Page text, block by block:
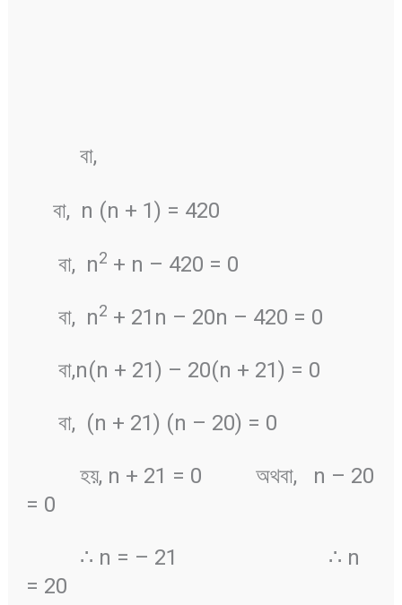
বা,
বা, n (n + 1) = 420
বা, n2 + n – 420 = 0
বা, n2 + 21n – 20n – 420 = 0
বা,n(n + 21) – 20(n + 21) = 0
বা, (n + 21) (n – 20) = 0
হয়, n + 21 = 0 অথবা, n – 20
= 0
∴ n = – 21 ∴ n
= 20